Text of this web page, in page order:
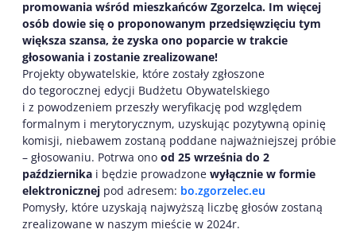
promowania wśród mieszkańców Zgorzelca. Im więcej
osób dowie się o proponowanym przedsięwzięciu tym
większa szansa, że zyska ono poparcie w trakcie
głosowania i zostanie zrealizowane!
Projekty obywatelskie, które zostały zgłoszone
do tegorocznej edycji Budżetu Obywatelskiego
i z powodzeniem przeszły weryfikację pod względem
formalnym i merytorycznym, uzyskując pozytywną opinię
komisji, niebawem zostaną poddane najważniejszej próbie
– głosowaniu. Potrwa ono od 25 września do 2
października i będzie prowadzone wyłącznie w formie
elektronicznej pod adresem: bo.zgorzelec.eu
Pomysły, które uzyskają najwyższą liczbę głosów zostaną
zrealizowane w naszym mieście w 2024r.